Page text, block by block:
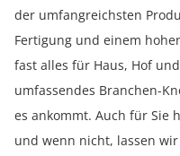
der umfangreichsten
Fertigung und einem
fast alles für Haus, Hof
umfassendes Branchen-
es ankommt. Auch für Sie
und wenn nicht, lassen